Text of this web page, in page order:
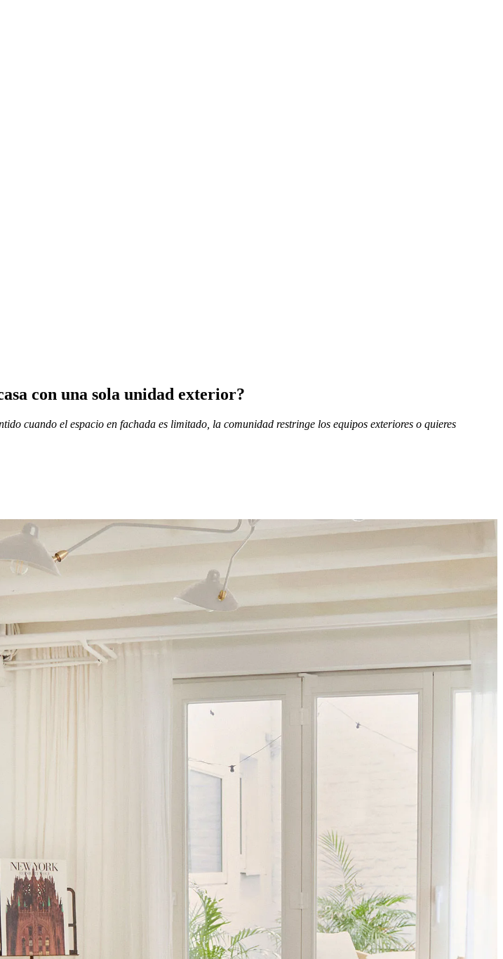
con una sola unidad exterior?
cuando el espacio en fachada es limitado, la comunidad restringe los equipos exteriores o quieres